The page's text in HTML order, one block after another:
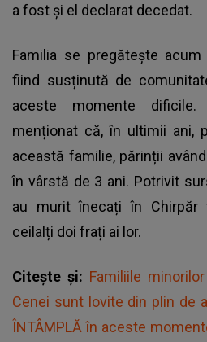
a fost și el declarat decedat.
Familia se pregătește
fiind susținută de
aceste momente
menționat că, în ultimii ani,
această familie, părinții
în vârstă de 3 ani. Potrivit
au murit înecați în Chirpăr
ceilalți doi frați ai lor.
Citește și: Familiile
Cenei sunt lovite din plin de
ÎNTÂMPLĂ în aceste